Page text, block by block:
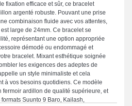
fixation efficace et sûr, ce bracelet
argenté robuste. Pouvant une prise
combinaison fluide avec vos attentes,
large de 24mm. Ce bracelet se
représentant une option appropriée
démodé ou endommagé et
bracelet. Mixant esthétique soignée
les exigences des adeptes de
un style minimaliste et cela
à vos besoins quotidiens. Ce modèle
fermoir ardillon de qualité supérieure, et
Suunto 9 Baro, Kailash,